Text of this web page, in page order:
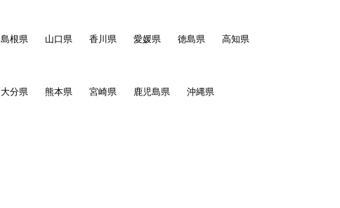
島根県 山口県 香川県 愛媛県 徳島県 高知県
大分県 熊本県 宮崎県 鹿児島県 沖縄県